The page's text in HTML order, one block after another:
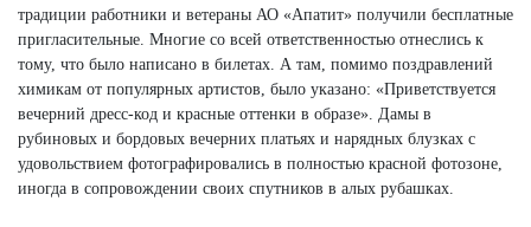
традиции работники и ветераны АО «Апатит» получили бесплатные
пригласительные. Многие со всей ответственностью отнеслись к
тому, что было написано в билетах. А там, помимо поздравлений
химикам от популярных артистов, было указано: «Приветствуется
вечерний дресс-код и красные оттенки в образе». Дамы в
рубиновых и бордовых вечерних платьях и нарядных блузках с
удовольствием фотографировались в полностью красной фотозоне,
иногда в сопровождении своих спутников в алых рубашках.